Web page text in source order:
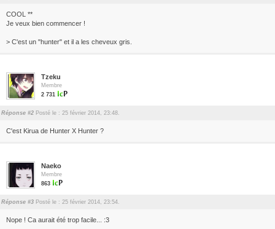
COOL **
Je veux bien commencer !
> C'est un "hunter" et il a les cheveux gris.
Tzeku
Membre
2 731
Réponse #2 Posté le : 25 février 2014, 23:48.
C'est Kirua de Hunter X Hunter ?
Naeko
Membre
863
Réponse #3 Posté le : 25 février 2014, 23:54.
Nope ! Ca aurait été trop facile... :3